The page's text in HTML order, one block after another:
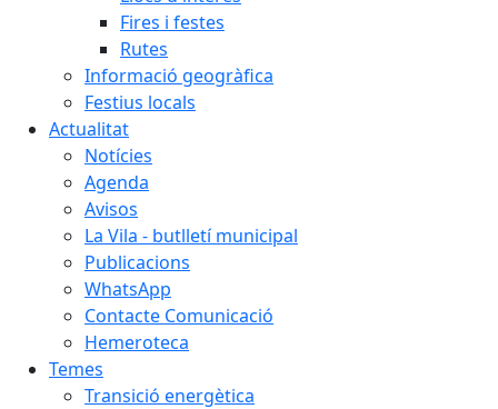
Fires i festes
Rutes
Informació geogràfica
Festius locals
Actualitat
Notícies
Agenda
Avisos
La Vila - butlletí municipal
Publicacions
WhatsApp
Contacte Comunicació
Hemeroteca
Temes
Transició energètica